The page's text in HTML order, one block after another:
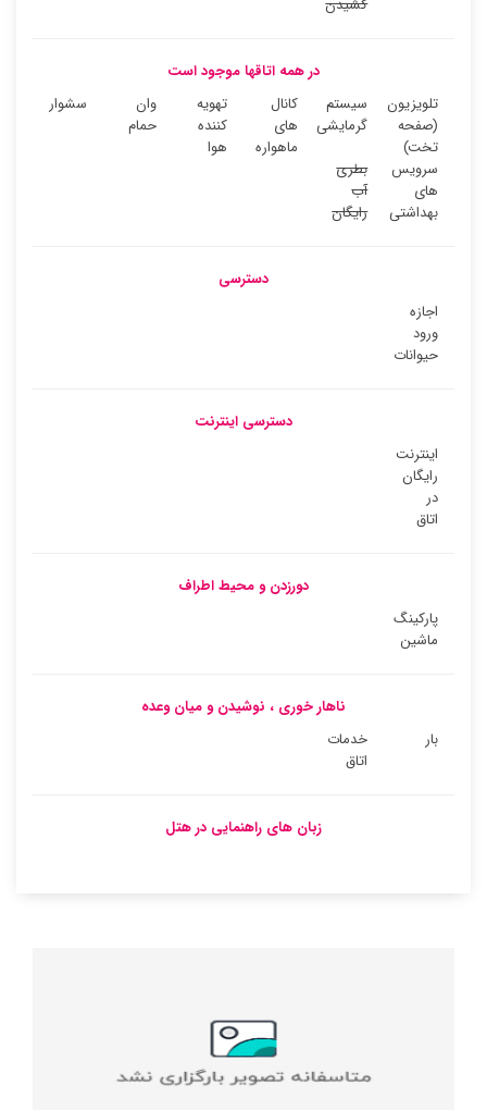
کشیدن
در همه اتاقها موجود است
تلویزیون
(صفحه
تخت)
سیستم
گرمایشی
کانال
های
ماهواره
تهویه
کننده
هوا
وان
حمام
سشوار
سرویس
های
بهداشتی
بطری
آب
رایگان
دسترسی
اجازه
ورود
حیوانات
دسترسی اینترنت
اینترنت
رایگان
در
اتاق
دورزدن و محیط اطراف
پارکینگ
ماشین
ناهار خوری ، نوشیدن و میان وعده
بار
خدمات
اتاق
زبان های راهنمایی در هتل